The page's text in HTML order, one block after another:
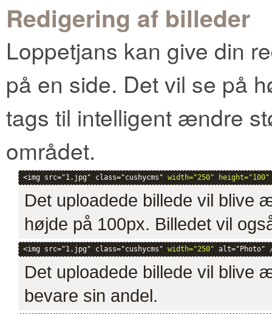
Redigering af billeder
Loppetjans kan give din
på en side. Det vil se på
tags til intelligent ændre
området.
<img src="1.jpg" class="cushycms" width="250" height="100"
Det uploadede billede vil blive
højde på 100px. Billedet vil
<img src="1.jpg" class="cushycms" width="250" alt="Photo"
Det uploadede billede vil blive
bevare sin andel.